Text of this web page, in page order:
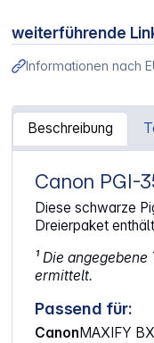
weiterführende
Informationen nach
Beschreibung
Canon PGI-
Diese schwarze
Dreierpaket
¹ Die
ermittelt.
Passend für:
Canon MAXIFY